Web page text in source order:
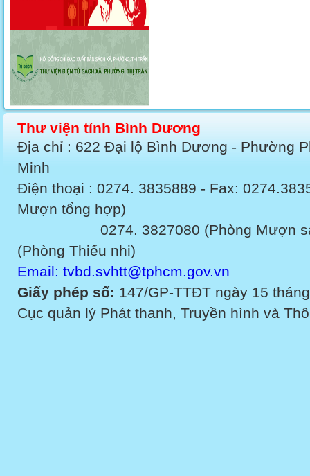
Thư viện tỉnh Bình Dương
Địa chỉ : 622 Đại lộ Bình Dương - Phường
Minh
Điện thoại : 0274. 3835889 - Fax:
Mượn tổng hợp)
0274. 3827080 (Phòng Mượn sách
(Phòng Thiếu nhi)
Email: tvbd.svhtt@tphcm.gov.vn
Giấy phép số: 147/GP-TTĐT ngày 15
Cục quản lý Phát thanh, Truyền hình và